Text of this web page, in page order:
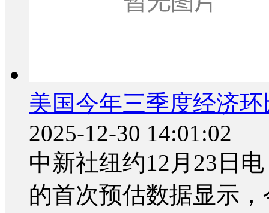
美国今年三季度经济环
2025-12-30 14:01:02
中新社纽约12月23日
的首次预估数据显示